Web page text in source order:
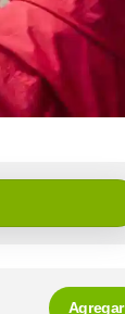
Agregar